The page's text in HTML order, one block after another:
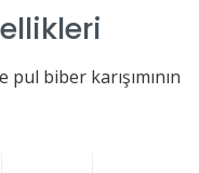
biber karışımının